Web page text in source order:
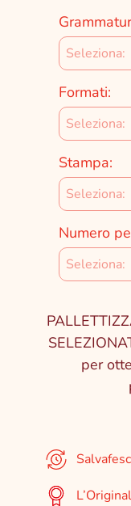
Formati:
Stampa:
Numero
per